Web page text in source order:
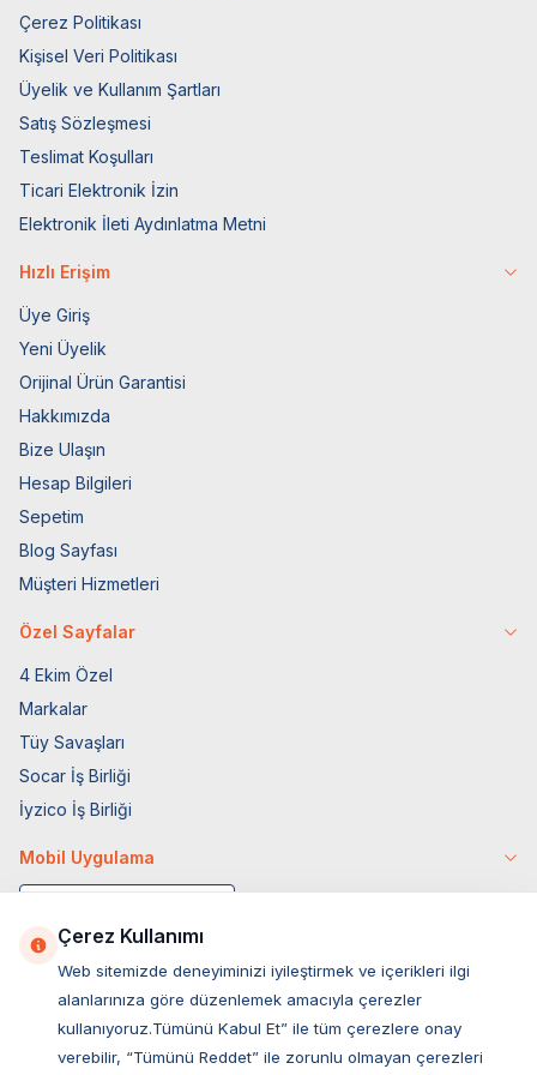
Çerez Politikası
Kişisel Veri Politikası
Üyelik ve Kullanım Şartları
Satış Sözleşmesi
Teslimat Koşulları
Ticari Elektronik İzin
Elektronik İleti Aydınlatma Metni
Hızlı Erişim
Üye Giriş
Yeni Üyelik
Orijinal Ürün Garantisi
Hakkımızda
Bize Ulaşın
Hesap Bilgileri
Sepetim
Blog Sayfası
Müşteri Hizmetleri
Özel Sayfalar
4 Ekim Özel
Markalar
Tüy Savaşları
Socar İş Birliği
İyzico İş Birliği
Mobil Uygulama
Çerez Kullanımı
Web sitemizde deneyiminizi iyileştirmek ve içerikleri ilgi
alanlarınıza göre düzenlemek amacıyla çerezler
kullanıyoruz.Tümünü Kabul Et” ile tüm çerezlere onay
verebilir, “Tümünü Reddet” ile zorunlu olmayan çerezleri